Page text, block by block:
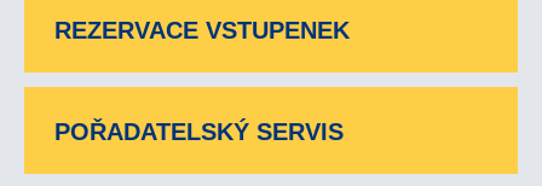
REZERVACE VSTUPENEK
POŘADATELSKÝ SERVIS